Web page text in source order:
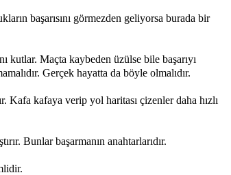
başarısını görmezden geliyorsa burada bir
kutlar. Maçta kaybeden üzülse bile başarıyı
Gerçek hayatta da böyle olmalıdır.
Kafa kafaya verip yol haritası çizenler daha hızlı
Bunlar başarmanın anahtarlarıdır.